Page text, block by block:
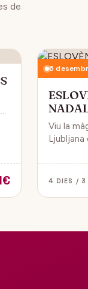
de
6
Viu la
4 DIES / 3